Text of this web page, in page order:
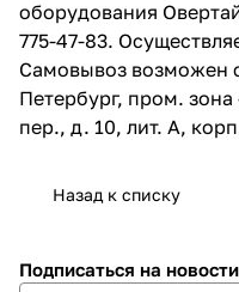
оборудования
775-47-83.
Самовывоз возможен
Петербург, пром.
пер., д. 10, лит. А,
Назад к списку
Подписаться на